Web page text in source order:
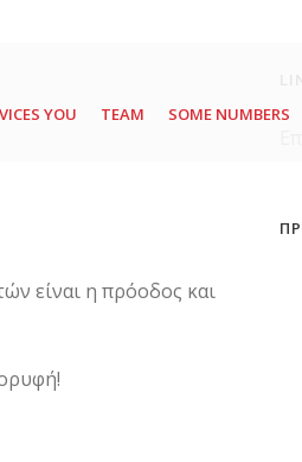
YOU TEAM SOME NUMBERS
είναι η πρόοδος και